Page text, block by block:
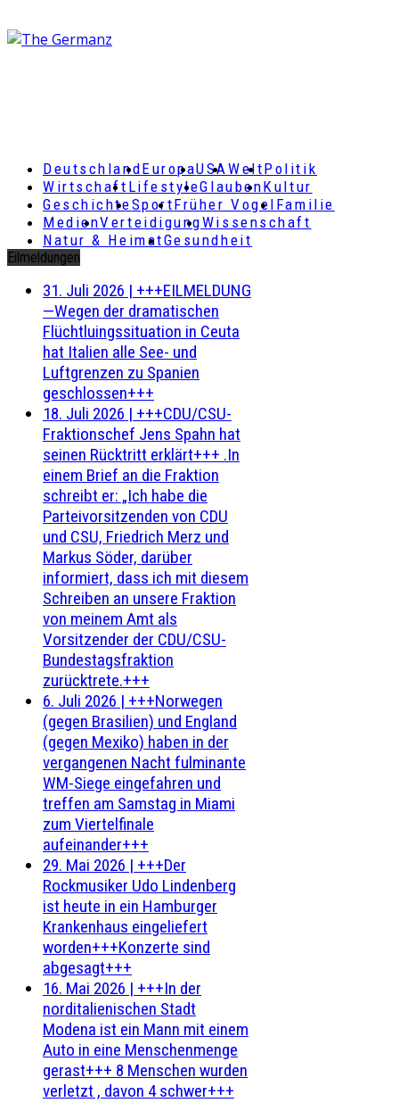
DeutschlandEuropaUSAWeltPolitik
Wirtschaft LifestyleGlaubenKultur
GeschichteSportFrüher Vogel Familie
MedienVerteidigungWissenschaft
Natur & HeimatGesundheit
Eilmeldungen
31. Juli 2026 | +++EILMELDUNG
—Wegen der dramatischen
Flüchtluingssituation in Ceuta
hat Italien alle See- und
Luftgrenzen zu Spanien
geschlossen+++
18. Juli 2026 | +++CDU/CSU-
Fraktionschef Jens Spahn hat
seinen Rücktritt erklärt+++ .In
einem Brief an die Fraktion
schreibt er: „Ich habe die
Parteivorsitzenden von CDU
und CSU, Friedrich Merz und
Markus Söder, darüber
informiert, dass ich mit diesem
Schreiben an unsere Fraktion
von meinem Amt als
Vorsitzender der CDU/CSU-
Bundestagsfraktion
zurücktrete.+++
6. Juli 2026 | +++Norwegen
(gegen Brasilien) und England
(gegen Mexiko) haben in der
vergangenen Nacht fulminante
WM-Siege eingefahren und
treffen am Samstag in Miami
zum Viertelfinale
aufeinander+++
29. Mai 2026 | +++Der
Rockmusiker Udo Lindenberg
ist heute in ein Hamburger
Krankenhaus eingeliefert
worden+++Konzerte sind
abgesagt+++
16. Mai 2026 | +++In der
norditalienischen Stadt
Modena ist ein Mann mit einem
Auto in eine Menschenmenge
gerast+++ 8 Menschen wurden
verletzt , davon 4 schwer+++